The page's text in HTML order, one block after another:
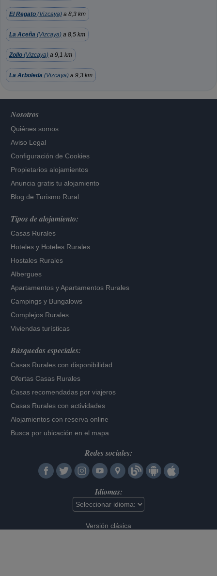
El Regato (Vizcaya) a 8,3 km
La Aceña (Vizcaya) a 8,5 km
Zollo (Vizcaya) a 9,1 km
La Arboleda (Vizcaya) a 9,3 km
Nosotros
Quiénes somos
Aviso Legal
Configuración de Cookies
Propietarios alojamientos
Anuncia gratis tu alojamiento
Blog de Turismo Rural
Tipos de alojamiento:
Casas Rurales
Hoteles y Hoteles Rurales
Hostales Rurales
Albergues
Apartamentos yApartamentos Rurales
Campings y Bungalows
Complejos Rurales
Viviendas turísticas
Búsquedas especiales:
Casas Rurales con disponibilidad
Ofertas Casas Rurales
Casas recomendadas por viajeros
Casas Rurales con actividades
Alojamientos con reserva online
Busca por ubicación en el mapa
Redes sociales:
Idiomas:
Versión clásica